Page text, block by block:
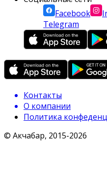
Facebook
Telegram
Контакты
О компании
Политика
© Акчабар, 2015-2026